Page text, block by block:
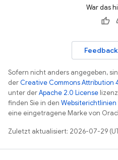
War das
Sofern nicht anders angegeben,
derCreative Commons Attribution
unter derApache 2.0 License
finden Sie in den
eine eingetragene Marke von
Zuletzt aktualisiert: 2026-07-29